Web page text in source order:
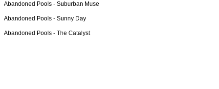
Abandoned Pools - Suburban Muse
Abandoned Pools - Sunny Day
Abandoned Pools - The Catalyst